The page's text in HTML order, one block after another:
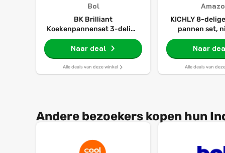
Bol
BK Brilliant
Koekenpannenset 3-delig -
20/24/28cm - PFAS-vrije
antikleeflaag - Pannenset
inductie - Keramische pan -
Ovenbestendig tot 160°C -
Koudgrepen - Zonder deksel
Naar deal
Alle deals van deze winkel
KICHLY 8-
pannen set,
keuken
20cm en
18cm, 20cm
met deksels,
Naar
Alle deals van
Andere bezoekers kopen hun